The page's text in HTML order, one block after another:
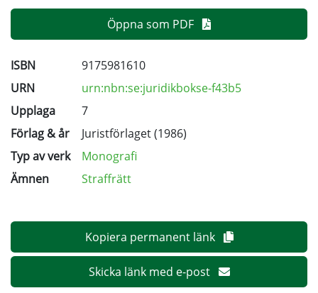
Öppna som PDF
ISBN
9175981610
URN
urn:nbn:se:juridikbokse-f43b5
Upplaga
7
Förlag & år
Juristförlaget (1986)
Typ av verk
Monografi
Ämnen
Straffrätt
Kopiera permanent länk
Skicka länk med e-post